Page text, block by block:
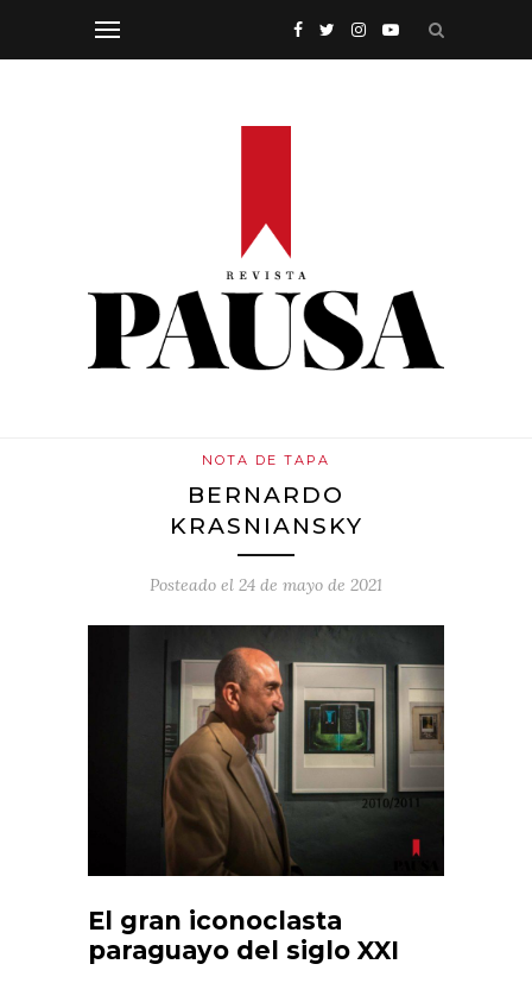
NOTA DE TAPA
BERNARDO
KRASNIANSKY
Posteado el 24 de mayo de 2021
El gran iconoclasta
paraguayo del siglo XXI